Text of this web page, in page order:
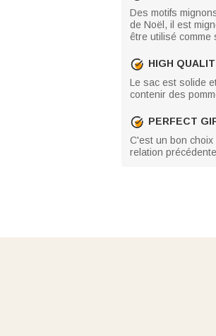
Des motifs
de Noël, il est
être utilisé comme
HIGH
Le sac est solide
contenir des
PERFECT
C'est un bon
relation